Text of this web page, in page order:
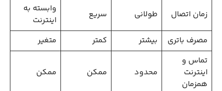
زمان اتصال طولانی سریع
وابسته به
اینترنت
مصرف باتری
بیشتر کمتر
متغیر
تماس و
اینترنت
همزمان
محدود ممکن ممکن